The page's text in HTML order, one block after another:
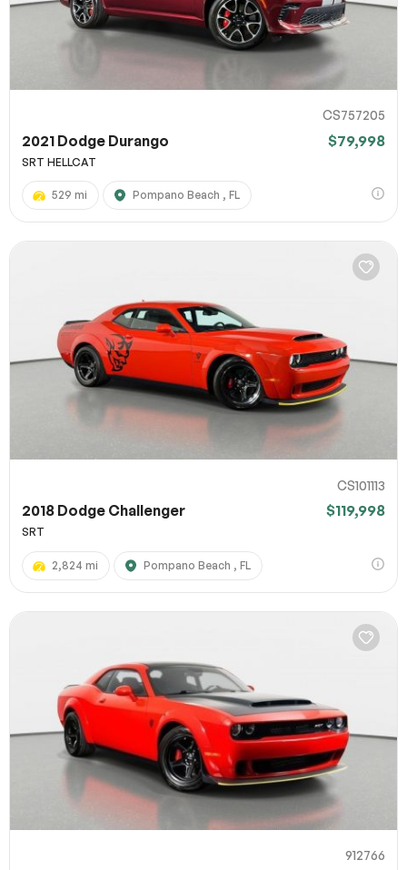
CS757205
2021 Dodge Durango $79,998
SRT HELLCAT
529 mi Pompano Beach , FL
CS101113
2018 Dodge Challenger $119,998
SRT
2,824 mi Pompano Beach , FL
912766